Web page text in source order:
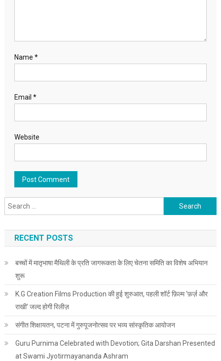
Name *
Email *
Website
Search for:
RECENT POSTS
बच्चों में मातृभाषा मैथिली के प्रति जागरूकता के लिए चेतना समिति का विशेष अभियान
शुरू
K.G Creation Films Production की हुई शुरुआत, पहली शॉर्ट फ़िल्म ‘फ़र्ज़ और
राखी’ जल्द होगी रिलीज़
संगीत शिक्षायतन, पटना में गुरुपूजनोत्सव पर भव्य सांस्कृतिक आयोजन
Guru Purnima Celebrated with Devotion; Gita Darshan Presented
at Swami Jyotirmayananda Ashram